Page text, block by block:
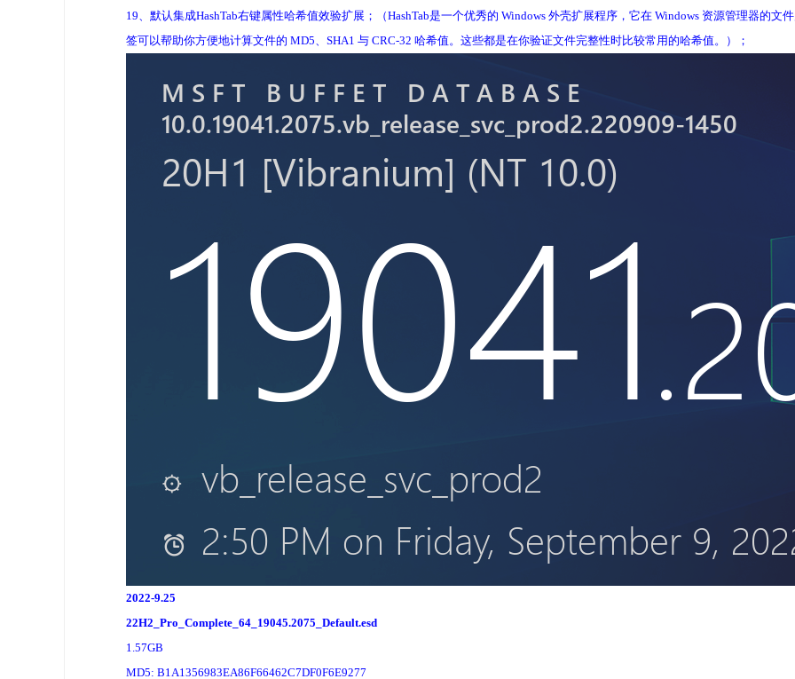
19、默认集成HashTab右键属性哈希值效验扩展；（HashTab是一个优秀的 Windows 外壳扩展程序，它在 Windows 资源管理器的
签可以帮助你方便地计算文件的 MD5、SHA1 与 CRC-32 哈希值。这些都是在你验证文件完整性时比较常用的哈希值。）；
2022-9.25
22H2_Pro_Complete_64_19045.2075_Default.esd
1.57GB
MD5: B1A1356983EA86F66462C7DF0F6E9277